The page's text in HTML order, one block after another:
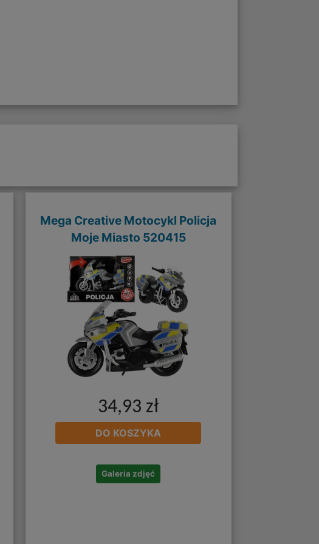
Mega Creative Motocykl Policja
Moje Miasto 520415
34,93 zł
DO KOSZYKA
Galeria zdjęć